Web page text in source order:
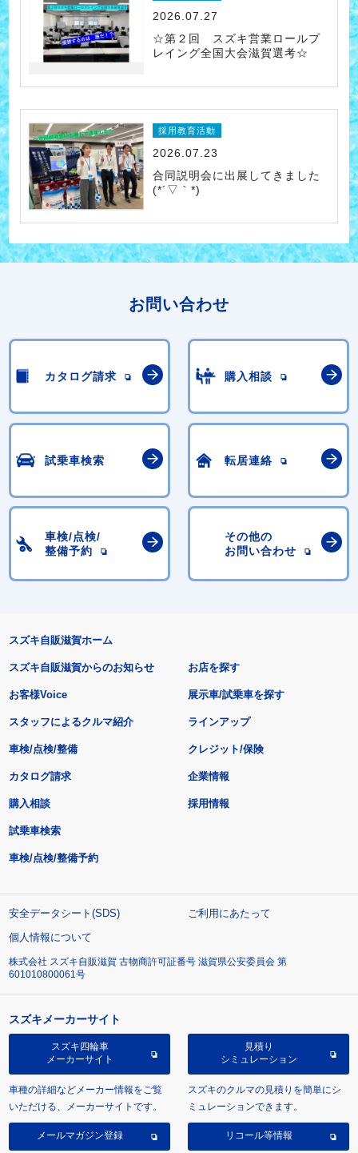
2026.07.27
☆第２回 スズキ営業ロールプ
レイング全国大会滋賀選考☆
採用教育活動
2026.07.23
合同説明会に出展してきました
(*´▽｀*)
お問い合わせ
カタログ請求 購入相談
試乗車検索 転居連絡
車検/点検/
整備予約
その他の
お問い合わせ
スズキ自販滋賀ホーム
スズキ自販滋賀からのお知らせ
お客様Voice
スタッフによるクルマ紹介
お店を探す
展示車/試乗車を探す
ラインアップ
車検/点検/整備 クレジット/保険
カタログ請求
購入相談
試乗車検索
車検/点検/整備予約
企業情報
採用情報
安全データシート(SDS)
ご利用にあたって
個人情報について
株式会社 スズキ自販滋賀 古物商許可証番号 滋賀県公安委員会 第
601010800061号
スズキメーカーサイト
スズキ四輪車
メーカーサイト
車種の詳細などメーカー情報をご覧
いただける、メーカーサイトです。
見積り
シミュレーション
スズキのクルマの見積りを簡単にシ
ミュレーションできます。
メールマガジン登録 リコール等情報